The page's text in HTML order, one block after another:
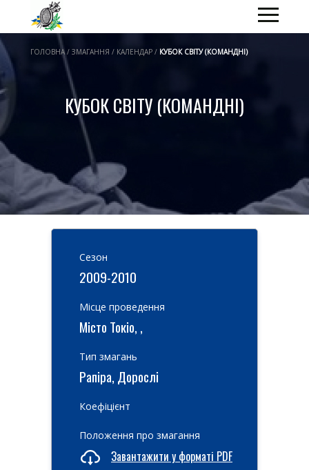
ГОЛОВНА / ЗМАГАННЯ / КАЛЕНДАР / КУБОК СВІТУ (КОМАНДНІ)
КУБОК СВІТУ (КОМАНДНІ)
Cезон
2009-2010
Місце проведення
Місто Токіо, ,
Тип змагань
Рапіра, Дорослі
Коефіцієнт
Положення про змагання
Завантажити у форматі PDF